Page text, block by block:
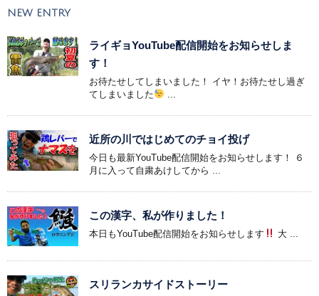
NEW ENTRY
ライギョYouTube配信開始をお知らせしま
す！
お待たせしてしまいました！ イヤ！お待たせし過ぎ
てしまいました
近所の川ではじめてのチョイ投げ
今日も最新YouTube配信開始をお知らせします！ ６
月に入って自粛あけしてから ...
この漢字、私が作りました！
本日もYouTube配信開始をお知らせします 大 ...
スリランカサイドストーリー